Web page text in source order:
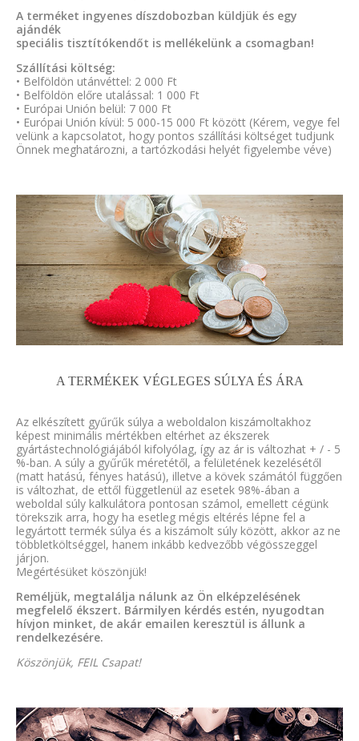
A terméket ingyenes díszdobozban küldjük és egy
ajándék
speciális tisztítókendőt is mellékelünk a csomagban!
Szállítási költség:
• Belföldön utánvéttel: 2 000 Ft
• Belföldön előre utalással: 1 000 Ft
• Európai Unión belül: 7 000 Ft
• Európai Unión kívül: 5 000-15 000 Ft között (Kérem, vegye fel
velünk a kapcsolatot, hogy pontos szállítási költséget tudjunk
Önnek meghatározni, a tartózkodási helyét figyelembe véve)
A TERMÉKEK VÉGLEGES SÚLYA ÉS ÁRA
Az elkészített gyűrűk súlya a weboldalon kiszámoltakhoz
képest minimális mértékben eltérhet az ékszerek
gyártástechnológiájából kifolyólag, így az ár is változhat + / - 5
%-ban. A súly a gyűrűk méretétől, a felületének kezelésétől
(matt hatású, fényes hatású), illetve a kövek számától függően
is változhat, de ettől függetlenül az esetek 98%-ában a
weboldal súly kalkulátora pontosan számol, emellett cégünk
törekszik arra, hogy ha esetleg mégis eltérés lépne fel a
legyártott termék súlya és a kiszámolt súly között, akkor az ne
többletköltséggel, hanem inkább kedvezőbb végösszeggel
járjon.
Megértésüket köszönjük!
Reméljük, megtalálja nálunk az Ön elképzelésének
megfelelő ékszert. Bármilyen kérdés estén, nyugodtan
hívjon minket, de akár emailen keresztül is állunk a
rendelkezésére.
Köszönjük, FEIL Csapat!